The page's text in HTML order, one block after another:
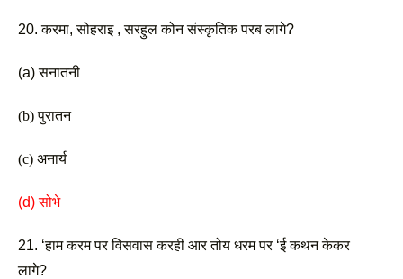
20. करमा, सोहराइ , सरहुल कोन संस्कृतिक परब लागे?
(a) सनातनी
(b) पुरातन
(c) अनार्य
(d) सोभे
21. ‘हाम करम पर विसवास करही आर तोय धरम पर ‘ई कथन केकर
लागे?